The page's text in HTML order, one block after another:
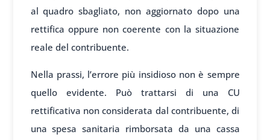
al quadro sbagliato, non aggiornato dopo una
rettifica oppure non coerente con la situazione
reale del contribuente.
Nella prassi, l’errore più insidioso non è sempre
quello evidente. Può trattarsi di una CU
rettificativa non considerata dal contribuente, di
una spesa sanitaria rimborsata da una cassa